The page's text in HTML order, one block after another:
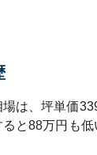
は、坪単価
と88万円も低